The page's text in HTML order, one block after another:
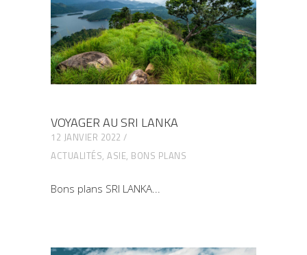
VOYAGER AU SRI LANKA
12 JANVIER 2022
ACTUALITÉS, ASIE, BONS PLANS
Bons plans SRI LANKA